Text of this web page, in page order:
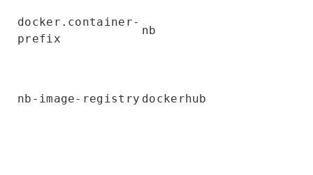
docker.container-
prefix
nb
nb-image-registry dockerhub